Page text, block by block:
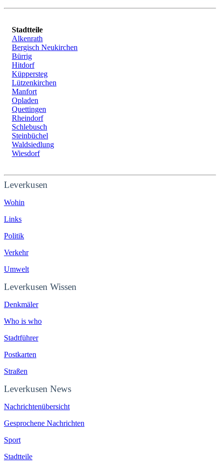
Stadtteile
Alkenrath
Bergisch Neukirchen
Bürrig
Hitdorf
Küppersteg
Lützenkirchen
Manfort
Opladen
Quettingen
Rheindorf
Schlebusch
Steinbüchel
Waldsiedlung
Wiesdorf
Leverkusen
Wohin
Links
Politik
Verkehr
Umwelt
Leverkusen Wissen
Denkmäler
Who is who
Stadtführer
Postkarten
Straßen
Leverkusen News
Nachrichtenübersicht
Gesprochene Nachrichten
Sport
Stadtteile